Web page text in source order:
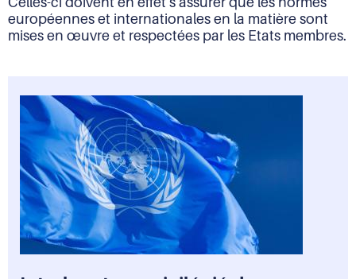
européennes et internationales en la matière sont
mises en œuvre et respectées par les Etats membres.